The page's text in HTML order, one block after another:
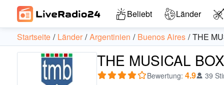
Beliebt Länder
Startseite Länder Argentinien Buenos Aires THE
THE MUSICAL
Bewertung: 4.9 39